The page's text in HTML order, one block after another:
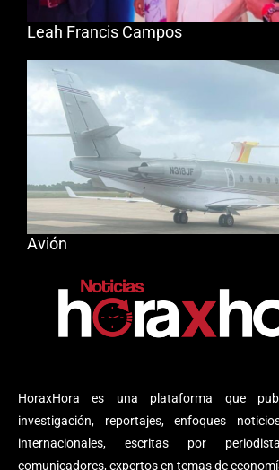
HoraxHora es una plataforma que
investigación, reportajes, enfoques
internacionales, escritas por
comunicadores, expertos en temas de
Leah Francis Campos
Avión